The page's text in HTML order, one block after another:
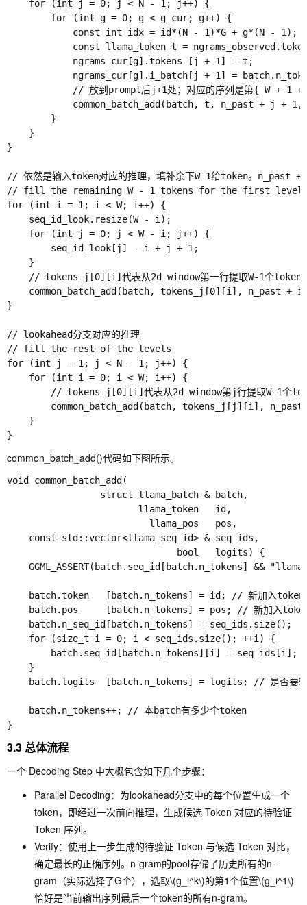
    for (int j = 0; j < N - 1; j++) {
        for (int g = 0; g < g_cur; g++) {
            const int idx = id*(N - 1)*G + g*(N - 1);
const llama_token t =
            ngrams_cur[g].tokens [j + 1] = t;
ngrams_cur[g].i_batch[j + 1] =
// 放到prompt后j+1处；对应的序列是第{ W + 1 +
common_batch_add(batch, t, n_past + j +
        }
    }
}
// 依然是输入token对应的推理，填补余下W-1给token。n_past +
// fill the remaining W - 1 tokens for the first level
for (int i = 1; i < W; i++) {
    seq_id_look.resize(W - i);
    for (int j = 0; j < W - i; j++) {
        seq_id_look[j] = i + j + 1;
    }
// tokens_j[0][i]代表从2d window第一行提取W-1个token
common_batch_add(batch, tokens_j[0][i], n_past +
}
// lookahead分支对应的推理
// fill the rest of the levels
for (int j = 1; j < N - 1; j++) {
    for (int i = 0; i < W; i++) {
// tokens_j[0][i]代表从2d window第j行提取W-1个
common_batch_add(batch, tokens_j[j][i],
    }
common_batch_add()代码如下图所示。
void common_batch_add(
                 struct llama_batch & batch,
                        llama_token   id,
                          llama_pos   pos,
    const std::vector<llama_seq_id> & seq_ids,
                               bool   logits) {
GGML_ASSERT(batch.seq_id[batch.n_tokens] &&
batch.token   [batch.n_tokens] = id; // 新加入token
batch.pos     [batch.n_tokens] = pos; // 新加入
    batch.n_seq_id[batch.n_tokens] = seq_ids.size();
    for (size_t i = 0; i < seq_ids.size(); ++i) {
batch.seq_id[batch.n_tokens][i] = seq_ids[i];
    }
batch.logits  [batch.n_tokens] = logits; // 是否要
    batch.n_tokens++; // 本batch有多少个token
3.3 总体流程
一个 Decoding Step 中大概包含如下几个步骤：
Parallel Decoding：为lookahead分支中的每个位置生成一个
token，即经过一次前向推理，生成候选 Token 对应的待验证
Token 序列。
Verify：使用上一步生成的待验证 Token 与候选 Token 对比，
确定最长的正确序列。n-gram的pool存储了历史所有的n-
gram（实际选择了G个），选取\(g_i^k\)的第1个位置\(g_i^1\)
恰好是当前输出序列最后一个token的所有n-gram。